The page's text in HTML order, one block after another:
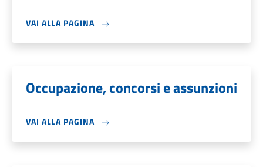
VAI ALLA PAGINA
Occupazione, concorsi e assunzioni
VAI ALLA PAGINA